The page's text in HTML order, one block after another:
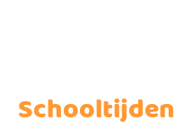
inhoud
Schooltijden